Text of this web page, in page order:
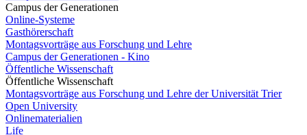
Campus der Generationen
Online-Systeme
Gasthörerschaft
Montagsvorträge aus Forschung und Lehre
Campus der Generationen - Kino
Öffentliche Wissenschaft
Öffentliche Wissenschaft
Montagsvorträge aus Forschung und Lehre der Universität Trier
Open University
Onlinematerialien
Life